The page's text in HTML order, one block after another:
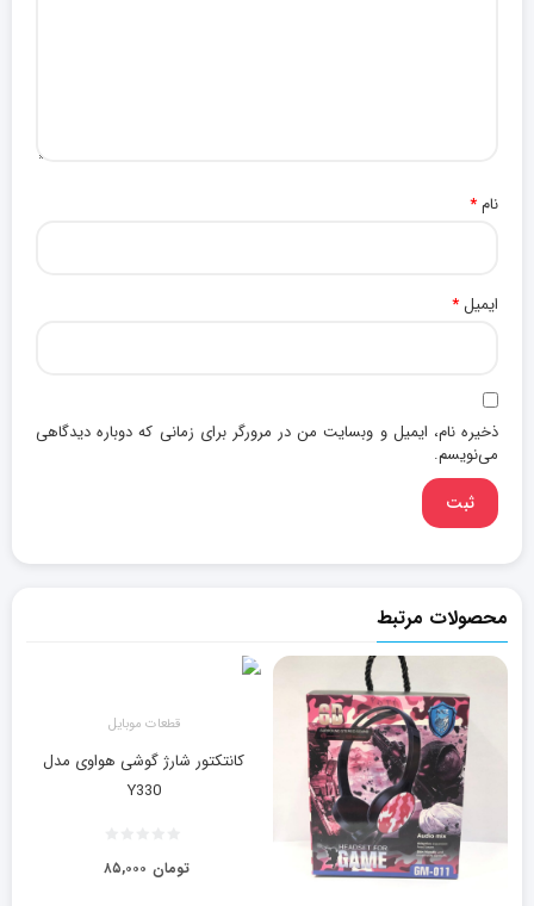
نام*
ایمیل*
ذخیره نام، ایمیل و وبسایت من در مرورگر برای زمانی که دوباره دیدگاهی
می‌نویسم.
محصولات مرتبط
قطعات موبایل
کانتکتور شارژ گوشی هواوی مدل
Y330
۸۵,۰۰۰ تومان